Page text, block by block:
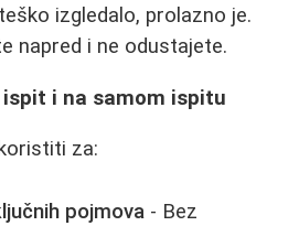
izgledalo, prolazno je.
napred i ne odustajete.
i na samom ispitu
za:
pojmova - Bez